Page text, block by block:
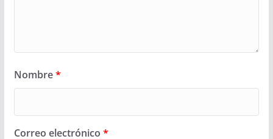
Nombre*
Correo electrónico *